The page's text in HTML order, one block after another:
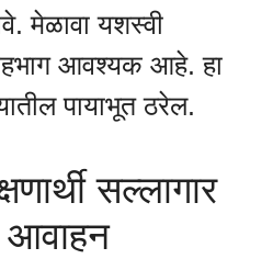
मेळावा यशस्वी
सहभाग आवश्यक आहे. हा
पायाभूत ठरेल.
सल्लागार